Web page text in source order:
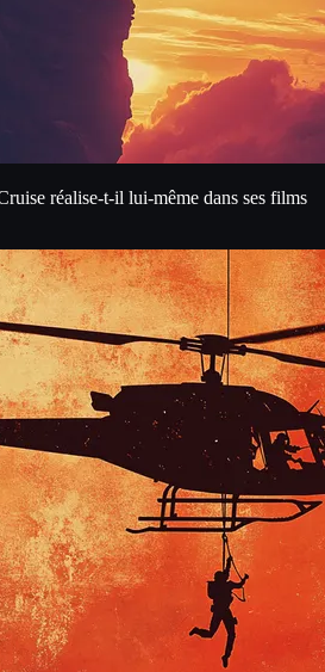
réalise-t-il lui-même dans ses films